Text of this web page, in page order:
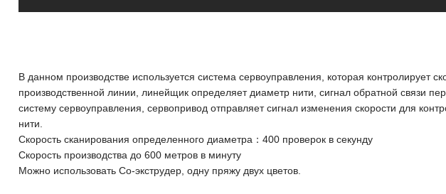
В данном производстве используется система сервоуправления, которая контролирует
производственной линии, линейщик определяет диаметр нити, сигнал обратной связи
систему сервоуправления, сервопривод отправляет сигнал изменения скорости для
нити.
Скорость сканирования определенного диаметра：400 проверок в секунду
Скорость производства до 600 метров в минуту
Можно использовать Со-экструдер, одну пряжу двух цветов.